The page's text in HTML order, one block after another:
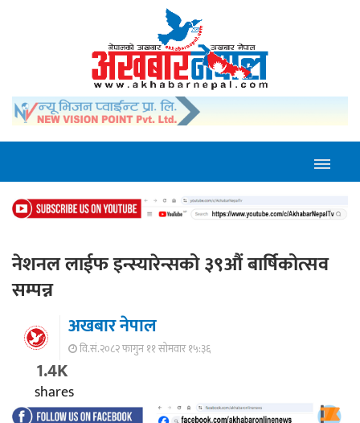
नेशनल लाईफ इन्स्यारेन्सको ३९औं बार्षिकोत्सव
सम्पन्न
अखबार नेपाल
वि.सं.२०८२ फागुन ११ सोमवार १५:३६
1.4K
shares